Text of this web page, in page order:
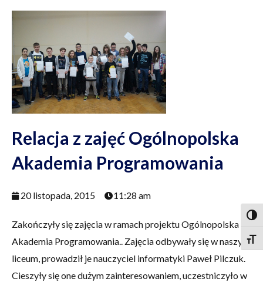
Relacja z zajęć Ogólnopolska
Akademia Programowania
20 listopada, 2015 11:28 am
Zakończyły się zajęcia w ramach projektu Ogólnopolska
Akademia Programowania.. Zajęcia odbywały się w naszym
liceum, prowadził je nauczyciel informatyki Paweł Pilczuk.
Cieszyły się one dużym zainteresowaniem, uczestniczyło w